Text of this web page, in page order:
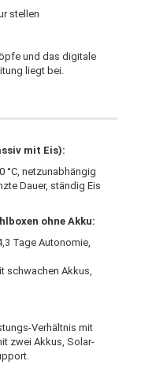
stellen
und das digitale
liegt bei.
mit Eis):
°C, netzunabhängig
Dauer, ständig Eis
ohne Akku:
Tage Autonomie,
schwachen Akkus,
Verhältnis mit
zwei Akkus, Solar-